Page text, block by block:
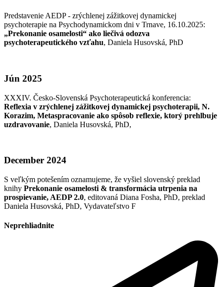
Predstavenie AEDP - zrýchlenej zážitkovej dynamickej
psychoterapie na Psychodynamickom dni v Trnave, 16.10.2025:
„Prekonanie osamelosti“ ako liečivá odozva
psychoterapeutického vzťahu, Daniela Husovská, PhD
Jún 2025
XXXIV. Česko-Slovenská Psychoterapeutická konferencia:
Reflexia v zrýchlenej zážitkovej dynamickej psychoterapii, N.
Korazim, Metaspracovanie ako spôsob reflexie, ktorý prehlbuje
uzdravovanie, Daniela Husovská, PhD,
December 2024
S veľkým potešením oznamujeme, že vyšiel slovenský preklad
knihy Prekonanie osamelosti & transformácia utrpenia na
prospievanie, AEDP 2.0, editovaná Diana Fosha, PhD, preklad
Daniela Husovská, PhD, Vydavateľstvo F
Neprehliadnite